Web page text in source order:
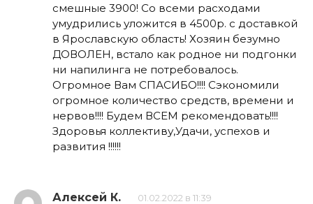
смешные 3900! Со всеми расходами
умудрились уложится в 4500р. с доставкой
в Ярославскую область! Хозяин безумно
ДОВОЛЕН, встало как родное ни подгонки
ни напилинга не потребовалось.
Огромное Вам СПАСИБО!!!! Сэкономили
огромное количество средств, времени и
нервов!!!! Будем ВСЕМ рекомендовать!!!!
Здоровья коллективу,Удачи, успехов и
развития !!!!!!
Алексей К. 01.02.2022 в 11:39